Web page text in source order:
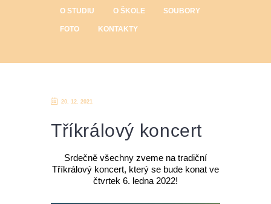
O STUDIU O ŠKOLE SOUBORY
FOTO KONTAKTY
20. 12. 2021
Tříkrálový koncert
Srdečně všechny zveme na tradiční
Tříkrálový koncert, který se bude konat ve
čtvrtek 6. ledna 2022!